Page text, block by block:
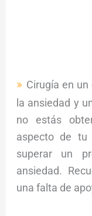
Cirugía en
la ansiedad y
no estás
aspecto de tu
superar un
ansiedad.
una falta de